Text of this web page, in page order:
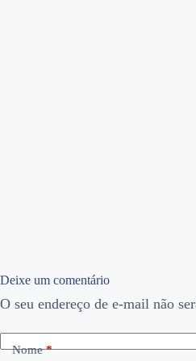
Deixe um comentário
O seu endereço de e-mail não
Nome*